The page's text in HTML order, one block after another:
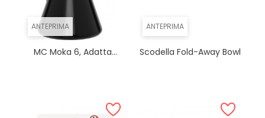
ANTEPRIMA
MC Moka 6, Adatta...
ANTEPRIMA
Scodella Fold-Away Bowl